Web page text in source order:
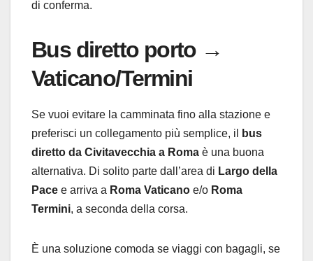
di conferma.
Bus diretto porto →
Vaticano/Termini
Se vuoi evitare la camminata fino alla stazione e
preferisci un collegamento più semplice, il
bus
diretto da Civitavecchia a Roma è una buona
alternativa. Di solito parte dall’area di Largo della
Pace e arriva a Roma Vaticano e/o Roma
Termini, a seconda della corsa.
È una soluzione comoda se viaggi con bagagli, se